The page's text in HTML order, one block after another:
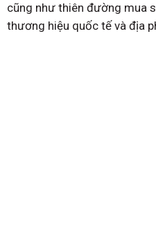
cũng như thiên đường mua
thương hiệu quốc tế và địa